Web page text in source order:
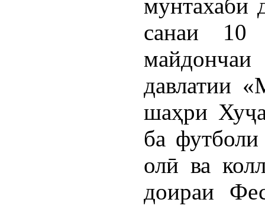
мунтахаби
санаи 10
давлатии
шаҳри
ба
олӣ ва
доираи